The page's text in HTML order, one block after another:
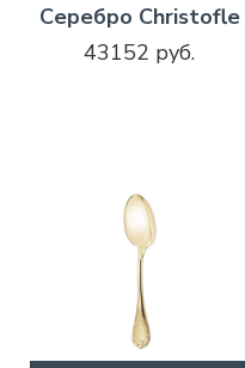
Серебро Christofle
43152 руб.